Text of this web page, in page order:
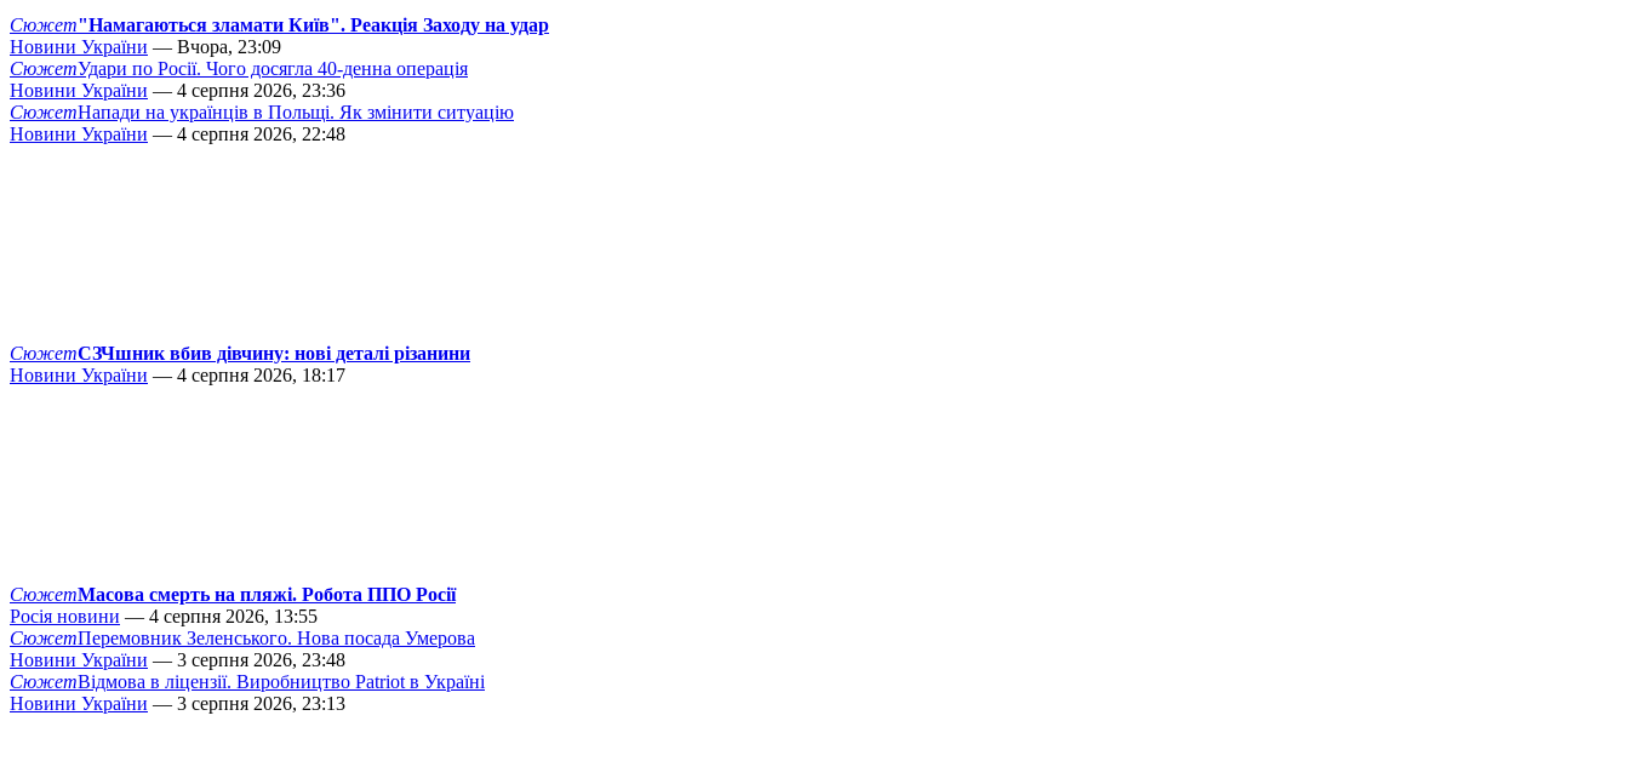
Сюжет"Намагаються зламати Київ". Реакція Заходу на удар
Новини України — Вчора, 23:09
СюжетУдари по Росії. Чого досягла 40-денна операція
Новини України — 4 серпня 2026, 23:36
СюжетНапади на українців в Польщі. Як змінити ситуацію
Новини України — 4 серпня 2026, 22:48
СюжетСЗЧшник вбив дівчину: нові деталі різанини
Новини України — 4 серпня 2026, 18:17
СюжетМасова смерть на пляжі. Робота ППО Росії
Росія новини — 4 серпня 2026, 13:55
СюжетПеремовник Зеленського. Нова посада Умерова
Новини України — 3 серпня 2026, 23:48
СюжетВідмова в ліцензії. Виробництво Patriot в Україні
Новини України — 3 серпня 2026, 23:13